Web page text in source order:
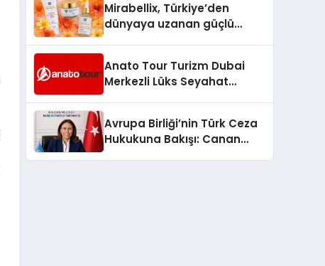
Mirabellix, Türkiye’den
dünyaya uzanan güçlü
Anato Tour Turizm Dubai
Merkezli Lüks Seyahat
Avrupa Birliği’nin Türk Ceza
Hukukuna Bakışı: Canan